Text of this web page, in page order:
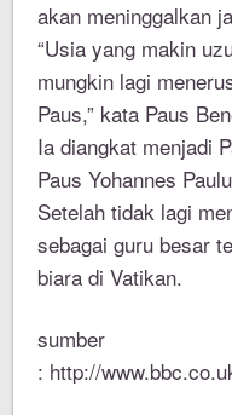
akan meninggalkan
“Usia yang makin
mungkin lagi
Paus,” kata Paus
Ia diangkat menjadi
Paus Yohannes
Setelah tidak lagi
sebagai guru besar
biara di Vatikan.
sumber
: http://